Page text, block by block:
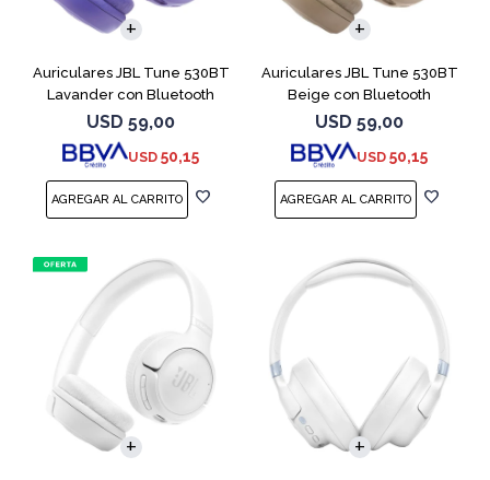
Auriculares JBL Tune 530BT
Lavander con Bluetooth
USD 59,00
USD 50,15
Auriculares JBL Tune 530BT
Beige con Bluetooth
USD 59,00
USD 50,15